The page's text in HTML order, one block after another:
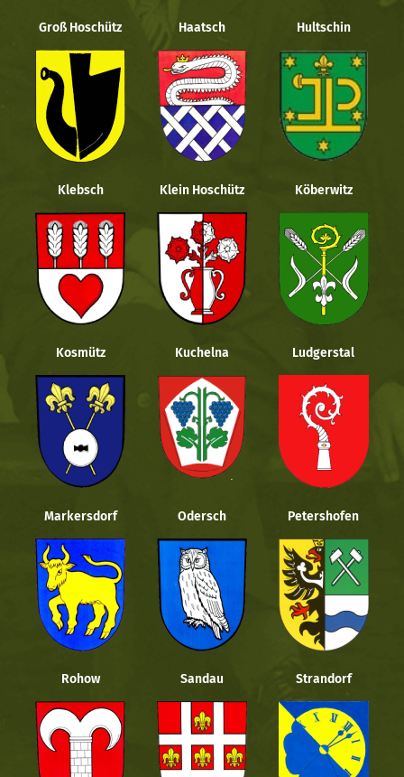
Groß Hoschütz Haatsch Hultschin
Klebsch Klein Hoschütz Köberwitz
Kosmütz Kuchelna Ludgerstal
Markersdorf Odersch Petershofen
Rohow Sandau Strandorf